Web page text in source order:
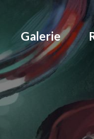
Galerie